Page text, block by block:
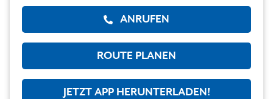
ANRUFEN
ROUTE PLANEN
JETZT APP HERUNTERLADEN!